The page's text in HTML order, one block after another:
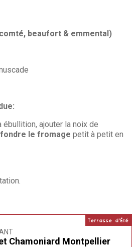
beaufort & emmental)
ajouter la noix de
fondre le fromage petit à petit en
Terrasse d'Été
Chamoniard Montpellier